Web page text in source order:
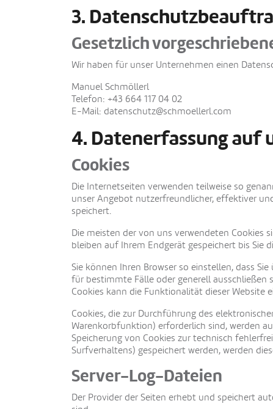
3.
Gesetzlich
Wir haben für unser Unternehmen einen
Manuel Schmöllerl
Telefon: +43 664 117 04 02
E-Mail: datenschutz@schmoellerl.com
4. Datenerfassung auf
Cookies
Die Internetseiten verwenden teilweise so
unser Angebot nutzerfreundlicher, effektiver
speichert.
Die meisten der von uns verwendeten Cookies
bleiben auf Ihrem Endgerät gespeichert bis Sie
Sie können Ihren Browser so einstellen, dass
für bestimmte Fälle oder generell ausschließen
Cookies kann die Funktionalität dieser Website
Cookies, die zur Durchführung des
Warenkorbfunktion) erforderlich sind, werden
Speicherung von Cookies zur technisch
Surfverhaltens) gespeichert werden, werden
Server-Log-Dateien
Der Provider der Seiten erhebt und speichert